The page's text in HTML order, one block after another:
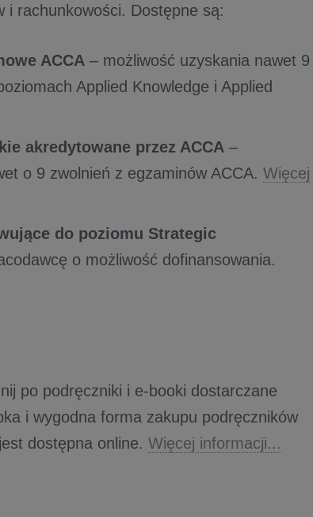
i rachunkowości. Dostępne są:
ACCA – możliwość uzyskania nawet 9
Applied Knowledge i Applied
akredytowane przez ACCA –
o 9 zwolnień z egzaminów ACCA. Więcej
do poziomu Strategic
o możliwość dofinansowania.
po podręczniki i e-booki dostarczane
i wygodna forma zakupu podręczników
dostępna online. Więcej informacji...